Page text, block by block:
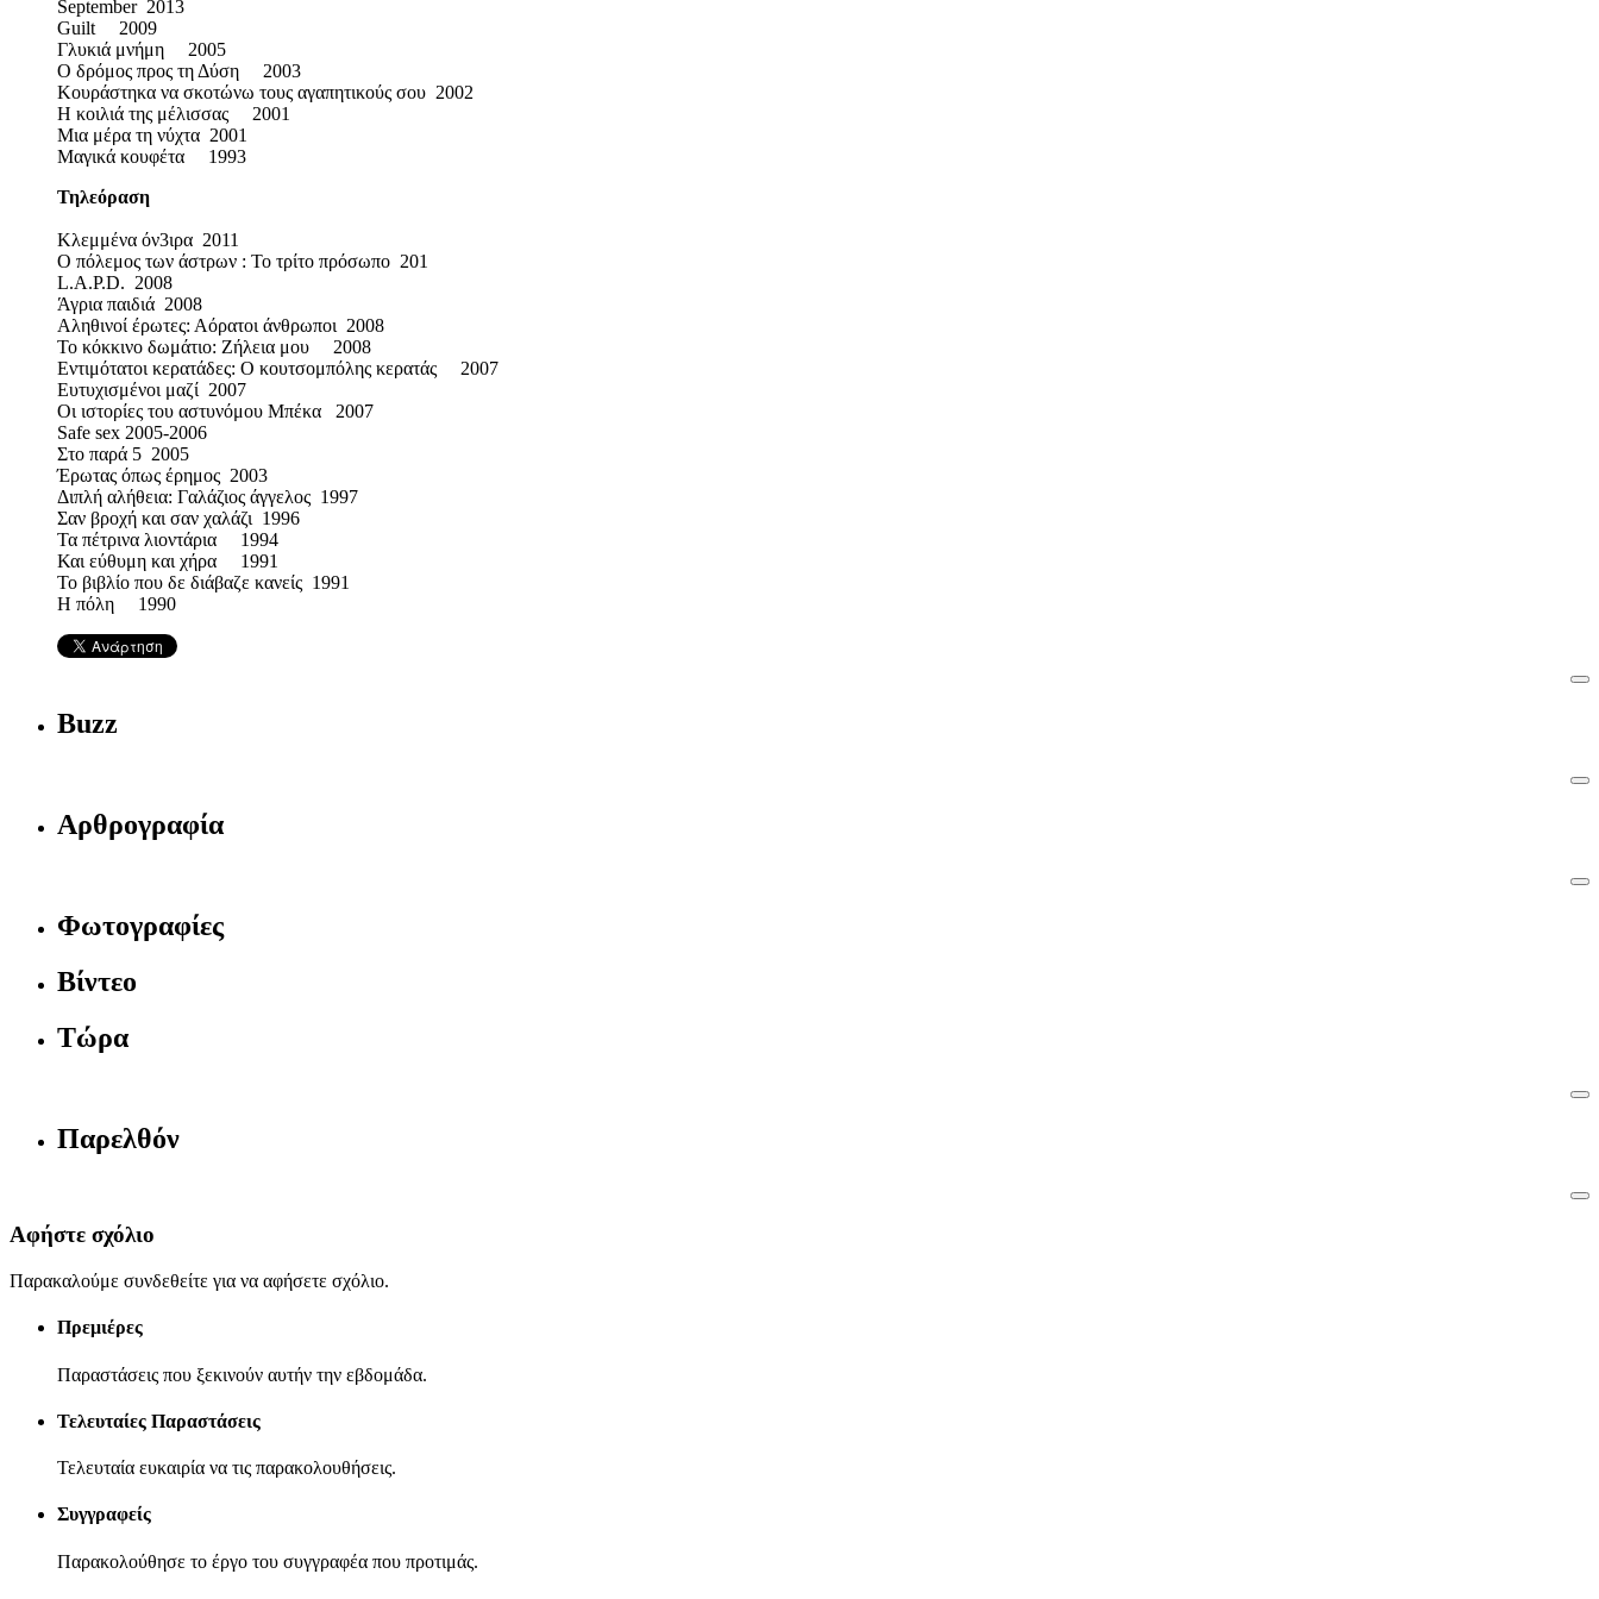
September 2013
Guilt 2009
Γλυκιά μνήμη 2005
Ο δρόμος προς τη Δύση 2003
Κουράστηκα να σκοτώνω τους αγαπητικούς σου 2002
Η κοιλιά της μέλισσας 2001
Μια μέρα τη νύχτα 2001
Μαγικά κουφέτα 1993
Τηλεόραση
Κλεμμένα όν3ιρα 2011
Ο πόλεμος των άστρων : Το τρίτο πρόσωπο 201
L.A.P.D. 2008
Άγρια παιδιά 2008
Αληθινοί έρωτες: Αόρατοι άνθρωποι 2008
Το κόκκινο δωμάτιο: Ζήλεια μου 2008
Εντιμότατοι κερατάδες: Ο κουτσομπόλης κερατάς 2007
Ευτυχισμένοι μαζί 2007
Οι ιστορίες του αστυνόμου Μπέκα 2007
Safe sex 2005-2006
Στο παρά 5 2005
Έρωτας όπως έρημος 2003
Διπλή αλήθεια: Γαλάζιος άγγελος 1997
Σαν βροχή και σαν χαλάζι 1996
Τα πέτρινα λιοντάρια 1994
Και εύθυμη και χήρα 1991
Το βιβλίο που δε διάβαζε κανείς 1991
Η πόλη 1990
Buzz
Αρθρογραφία
Φωτογραφίες
Βίντεο
Τώρα
Παρελθόν
Αφήστε σχόλιο
Παρακαλούμε συνδεθείτε για να αφήσετε σχόλιο.
Πρεμιέρες
Παραστάσεις που ξεκινούν αυτήν την εβδομάδα.
Τελευταίες Παραστάσεις
Τελευταία ευκαιρία να τις παρακολουθήσεις.
Συγγραφείς
Παρακολούθησε το έργο του συγγραφέα που προτιμάς.